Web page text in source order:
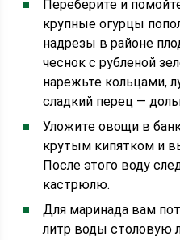
Переберите и
крупные огурцы
надрезы в районе
чеснок с рубленой
нарежьте кольцами,
сладкий перец —
Уложите овощи в
крутым кипятком и
После этого воду
кастрюлю.
Для маринада вам
литр воды столовую